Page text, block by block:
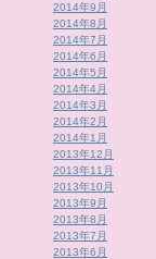
2014年9月
2014年8月
2014年7月
2014年6月
2014年5月
2014年4月
2014年3月
2014年2月
2014年1月
2013年12月
2013年11月
2013年10月
2013年9月
2013年8月
2013年7月
2013年6月